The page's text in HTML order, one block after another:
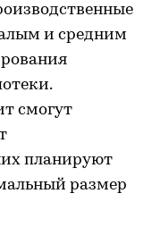
и средним
смогут
планируют
размер